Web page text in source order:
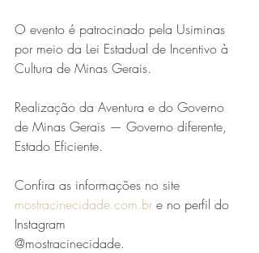
Série MPB abre temporada de
shows em Ipatinga com Flávio
Venturini
O evento é patrocinado pela Usiminas
por meio da Lei Estadual de Incentivo à
Cultura de Minas Gerais.
Realização da Aventura e do Governo
de Minas Gerais — Governo diferente,
Estado Eficiente.
Confira as informações no site
mostracinecidade.com.br e no perfil do
Instagram
@mostracinecidade.